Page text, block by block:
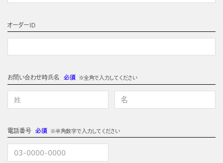
オーダーＩＤ
お問い合わせ時氏名 必須 ※全角で入力してください
電話番号必須 ※半角数字で入力してください